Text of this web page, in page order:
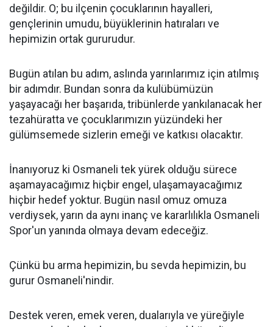
değildir. O; bu ilçenin çocuklarının hayalleri,
gençlerinin umudu, büyüklerinin hatıraları ve
hepimizin ortak gururudur.
Bugün atılan bu adım, aslında yarınlarımız için atılmış
bir adımdır. Bundan sonra da kulübümüzün
yaşayacağı her başarıda, tribünlerde yankılanacak her
tezahüratta ve çocuklarımızın yüzündeki her
gülümsemede sizlerin emeği ve katkısı olacaktır.
İnanıyoruz ki Osmaneli tek yürek olduğu sürece
aşamayacağımız hiçbir engel, ulaşamayacağımız
hiçbir hedef yoktur. Bugün nasıl omuz omuza
verdiysek, yarın da aynı inanç ve kararlılıkla Osmaneli
Spor'un yanında olmaya devam edeceğiz.
Çünkü bu arma hepimizin, bu sevda hepimizin, bu
gurur Osmaneli'nindir.
Destek veren, emek veren, dualarıyla ve yüreğiyle